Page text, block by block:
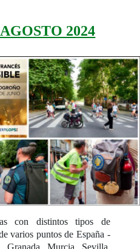
2024
con distintos tipos de
varios puntos de España -
Murcia, Sevilla,